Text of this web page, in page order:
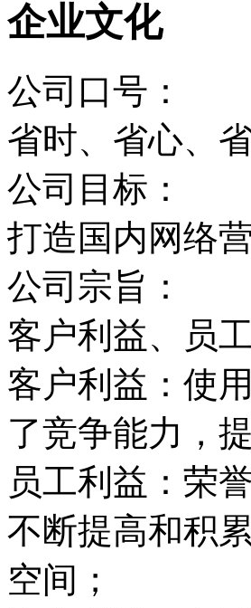
企业文化
公司口号：
省时、省心、
公司目标：
打造国内网络
公司宗旨：
客户利益、员
客户利益：使
了竞争能力，
员工利益：荣
不断提高和积
空间；